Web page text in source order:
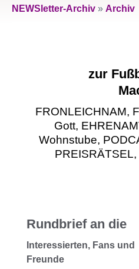
NEWSletter-Archiv » Archiv
zur
FRONLEICHNAM,
Gott,
Wohnstube,
Rundbrief an die
Interessierten, Fans und
Freunde